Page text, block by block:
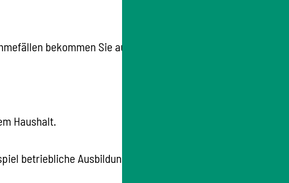
bekommen Sie auch Elterngeld, wenn Sie
Haushalt.
betriebliche Ausbildung, duales Studium,